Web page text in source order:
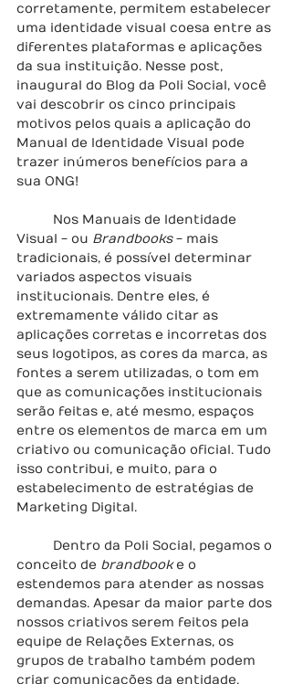
corretamente, permitem estabelecer
uma identidade visual coesa entre as
diferentes plataformas e aplicações
da sua instituição. Nesse post,
inaugural do Blog da Poli Social, você
vai descobrir os cinco principais
motivos pelos quais a aplicação do
Manual de Identidade Visual pode
trazer inúmeros benefícios para a
sua ONG!
Visual - ou Brandbooks - mais
tradicionais, é possível determinar
variados aspectos visuais
institucionais. Dentre eles, é
extremamente válido citar as
aplicações corretas e incorretas dos
seus logotipos, as cores da marca, as
fontes a serem utilizadas, o tom em
que as comunicações institucionais
serão feitas e, até mesmo, espaços
entre os elementos de marca em um
criativo ou comunicação oficial. Tudo
isso contribui, e muito, para o
estabelecimento de estratégias de
Marketing Digital.
conceito de brandbook e o
estendemos para atender as nossas
demandas. Apesar da maior parte dos
nossos criativos serem feitos pela
equipe de Relações Externas, os
grupos de trabalho também podem
criar comunicações da entidade.